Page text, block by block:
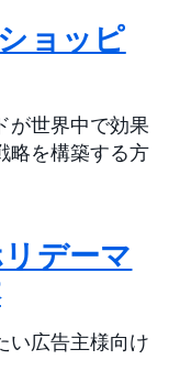
ョッピ
が世界中で効果
略を構築する方
デーマ
い広告主様向け